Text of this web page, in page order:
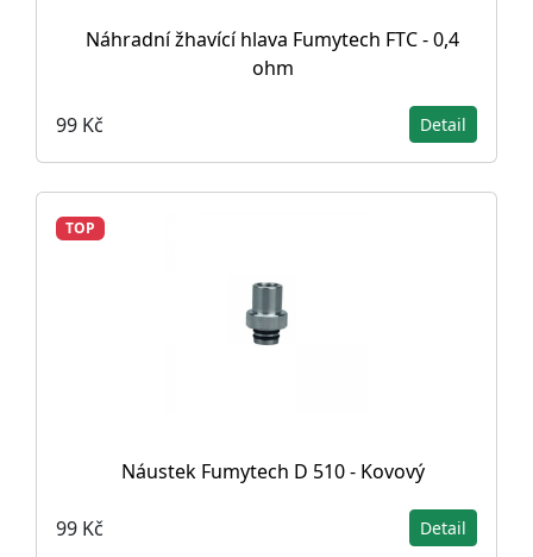
Náhradní žhavící hlava Fumytech FTC - 0,4
ohm
99 Kč Detail
TOP
Náustek Fumytech D 510 - Kovový
99 Kč Detail